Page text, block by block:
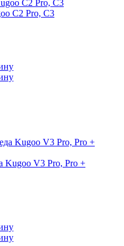
C2 Pro, C3
Kugoo V3 Pro, Pro +